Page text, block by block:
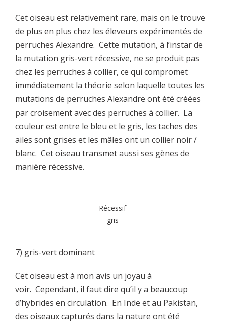
Cet oiseau est relativement rare, mais on le trouve
de plus en plus chez les éleveurs expérimentés de
perruches Alexandre. Cette mutation, à l’instar de
la mutation gris-vert récessive, ne se produit pas
chez les perruches à collier, ce qui compromet
immédiatement la théorie selon laquelle toutes les
mutations de perruches Alexandre ont été créées
par croisement avec des perruches à collier. La
couleur est entre le bleu et le gris, les taches des
ailes sont grises et les mâles ont un collier noir /
blanc. Cet oiseau transmet aussi ses gènes de
manière récessive.
Récessif
gris
7) gris-vert dominant
Cet oiseau est à mon avis un joyau à
voir. Cependant, il faut dire qu’il y a beaucoup
d’hybrides en circulation. En Inde et au Pakistan,
des oiseaux capturés dans la nature ont été